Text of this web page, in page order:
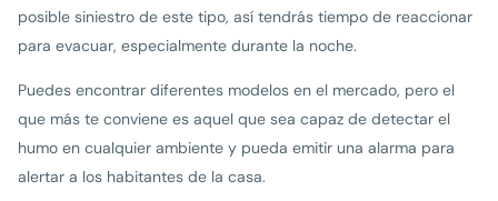
posible siniestro de este tipo, así tendrás tiempo de reaccionar
para evacuar, especialmente durante la noche.
Puedes encontrar diferentes modelos en el mercado, pero el
que más te conviene es aquel que sea capaz de detectar el
humo en cualquier ambiente y pueda emitir una alarma para
alertar a los habitantes de la casa.